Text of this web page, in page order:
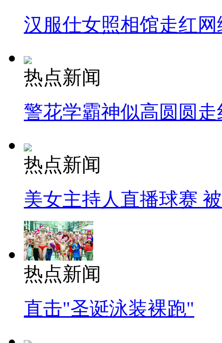
汉服仕女照相馆走红网
热点新闻
警花学霸神似高圆圆走
热点新闻
美女主持人直播球赛
热点新闻
直击"圣诞泳装裸跑"